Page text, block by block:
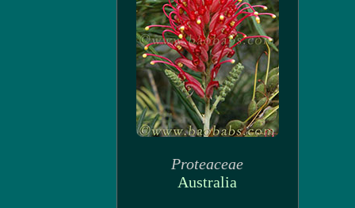
Proteaceae
Australia